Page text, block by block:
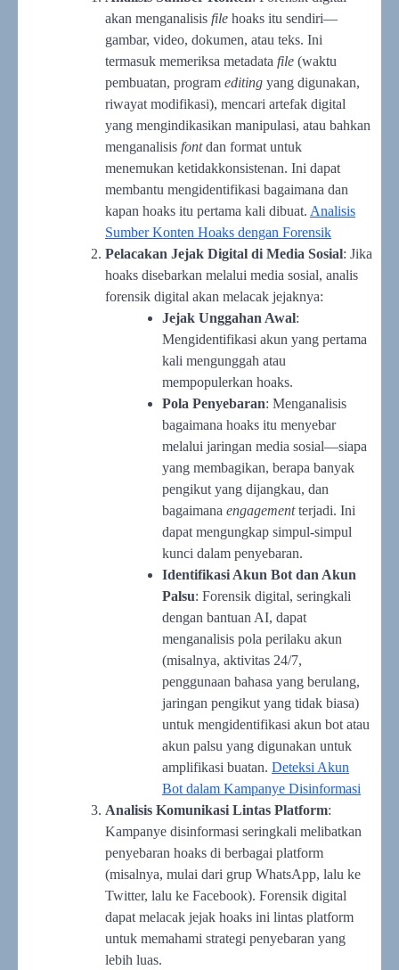
akan menganalisis file hoaks itu sendiri—
gambar, video, dokumen, atau teks. Ini
termasuk memeriksa metadata file (waktu
pembuatan, program editing yang digunakan,
riwayat modifikasi), mencari artefak digital
yang mengindikasikan manipulasi, atau bahkan
menganalisis fontdan format untuk
menemukan ketidakkonsistenan. Ini dapat
membantu mengidentifikasi bagaimana dan
kapan hoaks itu pertama kali dibuat. Analisis
Sumber Konten Hoaks dengan Forensik
Pelacakan Jejak Digital di Media Sosial: Jika
hoaks disebarkan melalui media sosial, analis
forensik digital akan melacak jejaknya:
Jejak Unggahan Awal:
Mengidentifikasi akun yang pertama
kali mengunggah atau
mempopulerkan hoaks.
Pola Penyebaran: Menganalisis
bagaimana hoaks itu menyebar
melalui jaringan media sosial—siapa
yang membagikan, berapa banyak
pengikut yang dijangkau, dan
bagaimana engagementterjadi. Ini
dapat mengungkap simpul-simpul
kunci dalam penyebaran.
Identifikasi Akun Bot dan Akun
Palsu: Forensik digital, seringkali
dengan bantuan AI, dapat
menganalisis pola perilaku akun
(misalnya, aktivitas 24/7,
penggunaan bahasa yang berulang,
jaringan pengikut yang tidak biasa)
untuk mengidentifikasi akun bot atau
akun palsu yang digunakan untuk
amplifikasi buatan. Deteksi Akun
Bot dalam Kampanye Disinformasi
Analisis Komunikasi Lintas Platform:
Kampanye disinformasi seringkali melibatkan
penyebaran hoaks di berbagai platform
(misalnya, mulai dari grup WhatsApp, lalu ke
Twitter, lalu ke Facebook). Forensik digital
dapat melacak jejak hoaks ini lintas platform
untuk memahami strategi penyebaran yang
lebih luas.